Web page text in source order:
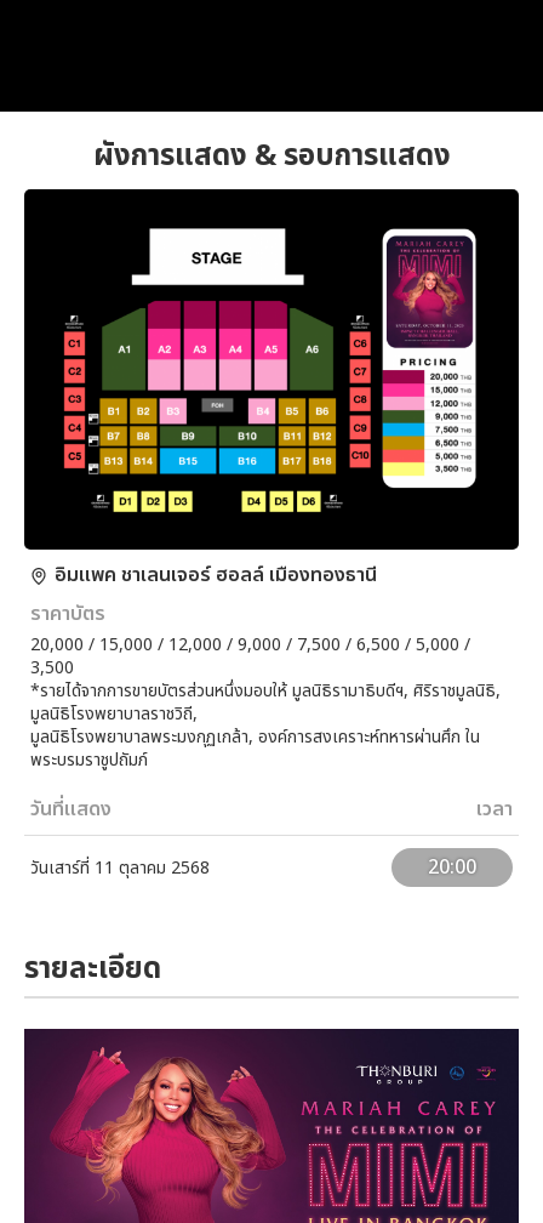
ผังการแสดง & รอบการแสดง
อิมแพค ชาเลนเจอร์ ฮอลล์ เมืองทองธานี
ราคาบัตร
20,000 / 15,000 / 12,000 / 9,000 / 7,500 / 6,500 / 5,000 /
3,500
*รายได้จากการขายบัตรส่วนหนึ่งมอบให้ มูลนิธิรามาธิบดีฯ, ศิริราชมูลนิธิ,
มูลนิธิโรงพยาบาลราชวิถี,
มูลนิธิโรงพยาบาลพระมงกุฏเกล้า, องค์การสงเคราะห์ทหารผ่านศึก ใน
พระบรมราชูปถัมภ์
วันที่แสดง เวลา
วันเสาร์ที่ 11 ตุลาคม 2568 20:00
รายละเอียด